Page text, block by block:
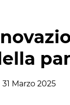
le
e
31 Marzo 2025